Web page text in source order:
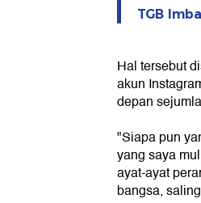
TGB
Hal tersebut
akun
depan
"Siapa pun
yang saya
ayat-ayat
bangsa,